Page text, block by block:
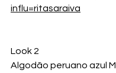
influ=ritasaraiva
Look 2
Algodão peruano azul M